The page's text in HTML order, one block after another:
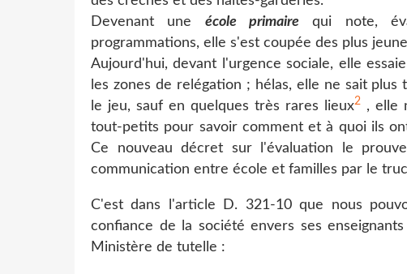
Devenant une école primaire qui note,
programmations, elle s'est coupée des plus
Aujourd'hui, devant l'urgence sociale, elle
les zones de relégation ; hélas, elle ne sait
le jeu, sauf en quelques très rares lieux2 , elle
tout-petits pour savoir comment et à quoi ils
Ce nouveau décret sur l'évaluation le
communication entre école et familles par le
C'est dans l'article D. 321-10 que nous
confiance de la société envers ses
Ministère de tutelle :